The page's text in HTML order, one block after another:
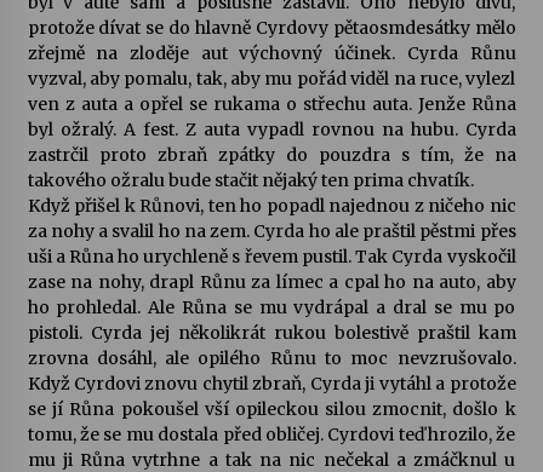
protože dívat se do hlavně Cyrdovy pětaosmdesátky mělo
zřejmě na zloděje aut výchovný účinek. Cyrda Růnu
vyzval, aby pomalu, tak, aby mu pořád viděl na ruce, vylezl
ven z auta a opřel se rukama o střechu auta. Jenže Růna
byl ožralý. A fest. Z auta vypadl rovnou na hubu. Cyrda
zastrčil proto zbraň zpátky do pouzdra s tím, že na
takového ožralu bude stačit nějaký ten prima chvatík.
Když přišel k Růnovi, ten ho popadl najednou z ničeho nic
za nohy a svalil ho na zem. Cyrda ho ale praštil pěstmi přes
uši a Růna ho urychleně s řevem pustil. Tak Cyrda vyskočil
zase na nohy, drapl Růnu za límec a cpal ho na auto, aby
ho prohledal. Ale Růna se mu vydrápal a dral se mu po
pistoli. Cyrda jej několikrát rukou bolestivě praštil kam
zrovna dosáhl, ale opilého Růnu to moc nevzrušovalo.
Když Cyrdovi znovu chytil zbraň, Cyrda ji vytáhl a protože
se jí Růna pokoušel vší opileckou silou zmocnit, došlo k
tomu, že se mu dostala před obličej. Cyrdovi teď hrozilo, že
mu ji Růna vytrhne a tak na nic nečekal a zmáčknul u